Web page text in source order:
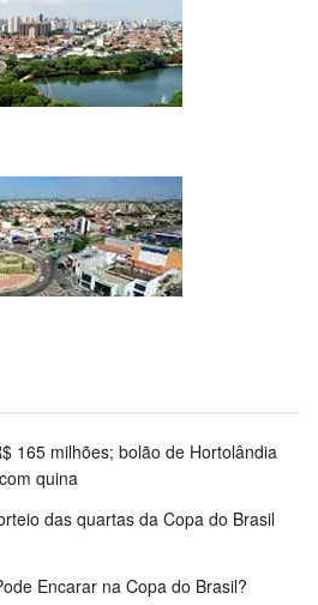
165 milhões; bolão de Hortolândia
quina
das quartas da Copa do Brasil
Encarar na Copa do Brasil?